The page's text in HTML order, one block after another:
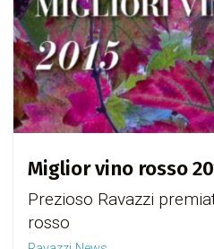
Miglior vino rosso
Prezioso Ravazzi
rosso